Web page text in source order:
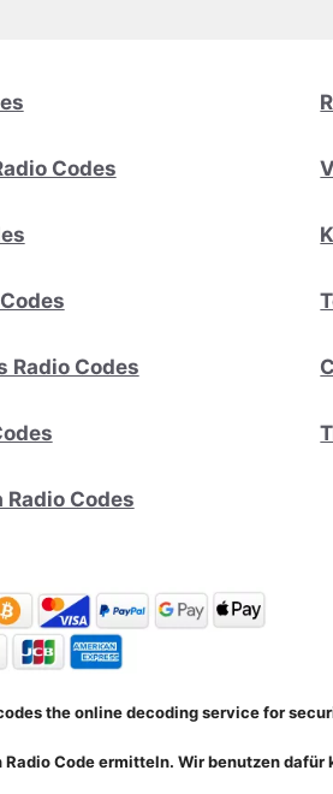
Codes
Radio Codes
Radio Codes
the online decoding service for
Code ermitteln. Wir benutzen dafür